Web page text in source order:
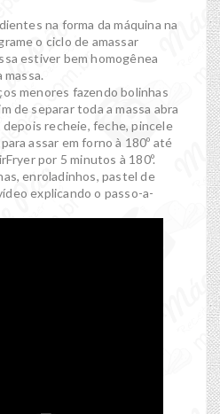
na forma da máquina na
o ciclo de amassar
estiver bem homogênea
massa.
menores fazendo bolinhas
de separar toda a massa abra
depois recheie, feche, pincele
assar em forno à 180º até
por 5 minutos à 180º.
enroladinhos, pastel de
explicando o passo-a-